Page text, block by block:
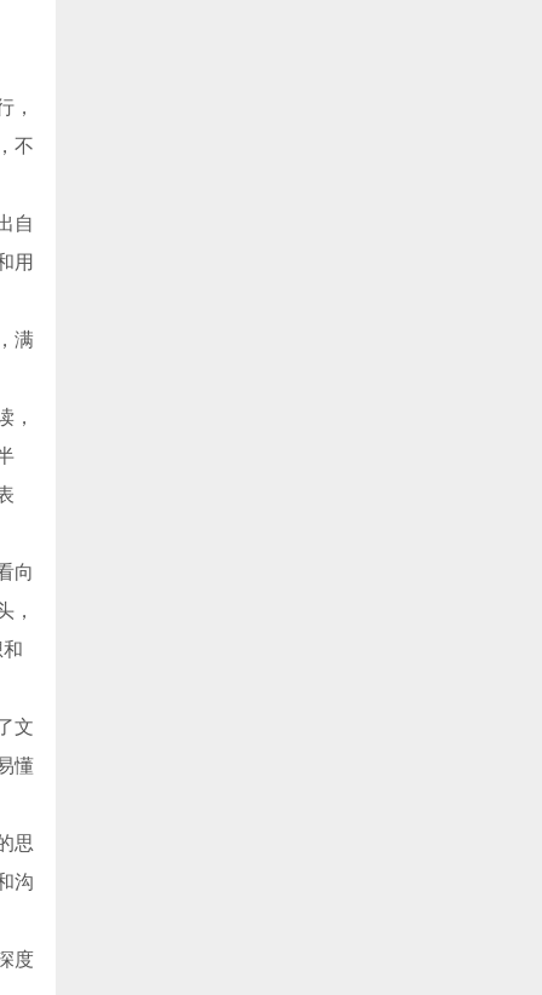
，
不
自
用
满
，
向
，
文
懂
思
沟
度